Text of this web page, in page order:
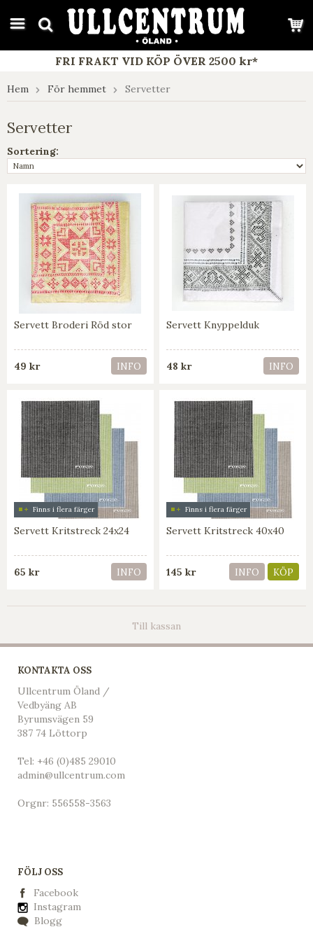
google-site-verification: google7e4b1026db5d9f32.html
FRI FRAKT VID KÖP ÖVER 2500 kr*
Hem För hemmet Servetter
Servetter
Sortering:
Servett Broderi Röd stor
49 kr INFO
Servett Knyppelduk
48 kr INFO
Finns i flera färger
Servett Kritstreck 24x24
65 kr INFO
Finns i flera färger
Servett Kritstreck 40x40
145 kr INFO KÖP
Till kassan
KONTAKTA OSS
Ullcentrum Öland /
Vedbyäng AB
Byrumsvägen 59
387 74 Löttorp
Tel: +46 (0)485 29010
admin@ullcentrum.com
Orgnr: 556558-3563
FÖLJ OSS
Facebook
Instagram
Blogg